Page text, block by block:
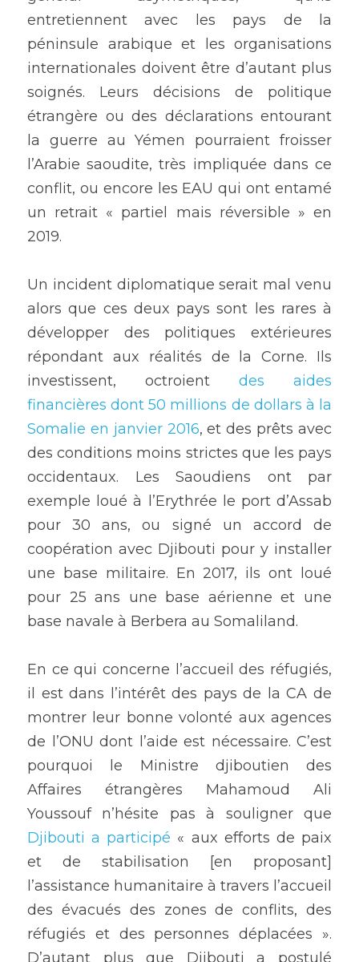
entretiennent avec les pays de la
péninsule arabique et les organisations
internationales doivent être d’autant plus
soignés. Leurs décisions de politique
étrangère ou des déclarations entourant
la guerre au Yémen pourraient froisser
l’Arabie saoudite, très impliquée dans ce
conflit, ou encore les EAU qui ont entamé
un retrait « partiel mais réversible » en
2019.
Un incident diplomatique serait mal venu
alors que ces deux pays sont les rares à
développer des politiques extérieures
répondant aux réalités de la Corne. Ils
investissent, octroient des aides
financières dont 50 millions de dollars à la
Somalie en janvier 2016, et des prêts avec
des conditions moins strictes que les pays
occidentaux. Les Saoudiens ont par
exemple loué à l’Erythrée le port d’Assab
pour 30 ans, ou signé un accord de
coopération avec Djibouti pour y installer
une base militaire. En 2017, ils ont loué
pour 25 ans une base aérienne et une
base navale à Berbera au Somaliland.
En ce qui concerne l’accueil des réfugiés,
il est dans l’intérêt des pays de la CA de
montrer leur bonne volonté aux agences
de l’ONU dont l’aide est nécessaire. C’est
pourquoi le Ministre djiboutien des
Affaires étrangères Mahamoud Ali
Djibouti a participé « aux efforts de paix
et de stabilisation [en proposant]
l’assistance humanitaire à travers l’accueil
des évacués des zones de conflits, des
réfugiés et des personnes déplacées ».
D’autant plus que Djibouti a postulé